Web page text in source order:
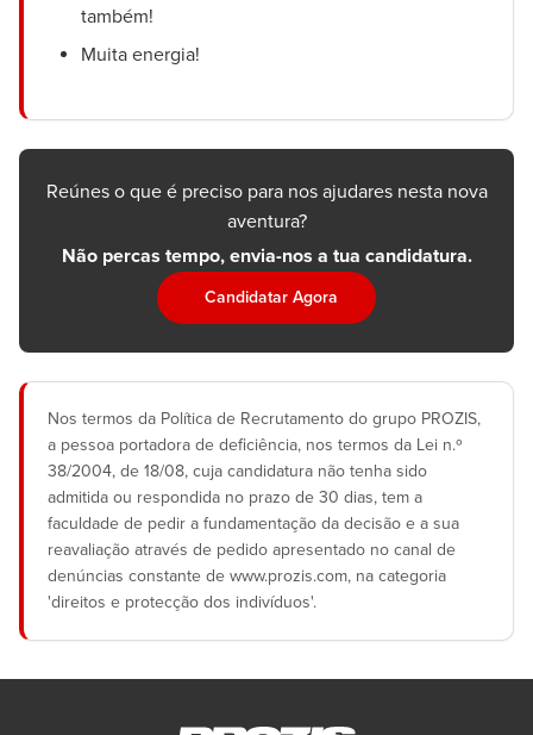
também!
Muita energia!
Reúnes o que é preciso para nos ajudares nesta nova
aventura?
Não percas tempo, envia-nos a tua candidatura.
Candidatar Agora
Nos termos da Política de Recrutamento do grupo PROZIS,
a pessoa portadora de deficiência, nos termos da Lei n.º
38/2004, de 18/08, cuja candidatura não tenha sido
admitida ou respondida no prazo de 30 dias, tem a
faculdade de pedir a fundamentação da decisão e a sua
reavaliação através de pedido apresentado no canal de
denúncias constante de www.prozis.com, na categoria
'direitos e protecção dos indivíduos'.